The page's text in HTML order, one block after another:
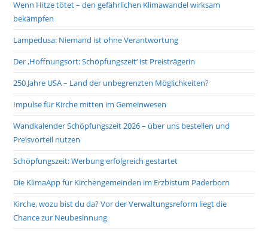
Wenn Hitze tötet – den gefährlichen Klimawandel wirksam
bekämpfen
Lampedusa: Niemand ist ohne Verantwortung
Der ‚Hoffnungsort: Schöpfungszeit‘ ist Preisträgerin
250 Jahre USA – Land der unbegrenzten Möglichkeiten?
Impulse für Kirche mitten im Gemeinwesen
Wandkalender Schöpfungszeit 2026 – über uns bestellen und
Preisvorteil nutzen
Schöpfungszeit: Werbung erfolgreich gestartet
Die KlimaApp für Kirchengemeinden im Erzbistum Paderborn
Kirche, wozu bist du da? Vor der Verwaltungsreform liegt die
Chance zur Neubesinnung